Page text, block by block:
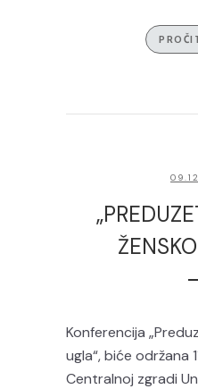
Konferencija
ugla“, biće održana
Centralnoj zgradi